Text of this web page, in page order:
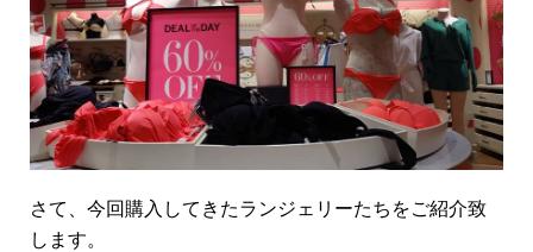
さて、今回購入してきたランジェリーたちをご紹介致
します。